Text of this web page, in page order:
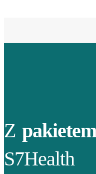
Z
S7Health